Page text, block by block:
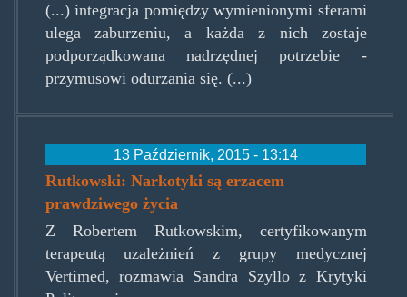
(...) integracja pomiędzy wymienionymi sferami
ulega zaburzeniu, a każda z nich zostaje
podporządkowana nadrzędnej potrzebie -
przymusowi odurzania się. (...)
13 Październik, 2015 - 13:14
Rutkowski: Narkotyki są erzacem
prawdziwego życia
Z Robertem Rutkowskim, certyfikowanym
terapeutą uzależnień z grupy medycznej
Vertimed, rozmawia Sandra Szyllo z Krytyki